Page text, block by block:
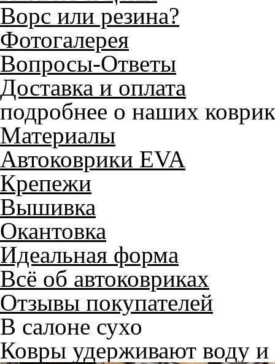
Ворс или резина?
Фотогалерея
Вопросы-Ответы
Доставка и оплата
подробнее о наших
Материалы
Автоковрики EVA
Крепежи
Вышивка
Окантовка
Идеальная форма
Всё об автоковриках
Отзывы покупателей
В салоне сухо
Ковры удерживают воду и